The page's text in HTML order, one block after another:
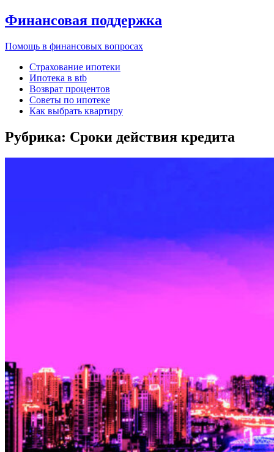
Финансовая поддержка
Помощь в финансовых вопросах
Страхование ипотеки
Ипотека в вtb
Возврат процентов
Советы по ипотеке
Как выбрать квартиру
Рубрика: Сроки действия кредита